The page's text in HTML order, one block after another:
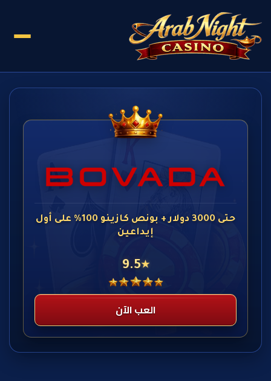
حتى 3000 دولار + بونص كازينو 100% على أول
إيداعين
★
9.5
العب الآن